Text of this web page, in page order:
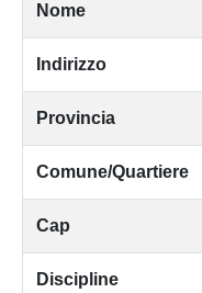
Nome
Indirizzo
Provincia
Comune/Quartiere
Cap
Discipline